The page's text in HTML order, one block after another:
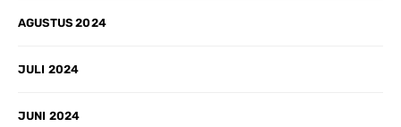
AGUSTUS 2024
JULI 2024
JUNI 2024